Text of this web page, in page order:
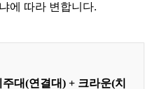
에 따라 변합니다.
대(연결대) + 크라운(치